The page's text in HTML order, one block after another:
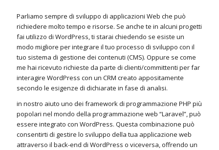
Parliamo sempre di sviluppo di applicazioni Web che può
richiedere molto tempo e risorse. Se anche te in alcuni progetti
fai utilizzo di WordPress, ti starai chiedendo se esiste un
modo migliore per integrare il tuo processo di sviluppo con il
tuo sistema di gestione dei contenuti (CMS). Oppure se come
me hai ricevuto richieste da parte di clienti/committenti per far
interagire WordPress con un CRM creato appositamente
secondo le esigenze di dichiarate in fase di analisi.
in nostro aiuto uno dei framework di programmazione PHP più
popolari nel mondo della programmazione web “Laravel”, può
essere integrato con WordPress. Questa combinazione può
consentirti di gestire lo sviluppo della tua applicazione web
attraverso il back-end di WordPress o viceversa, offrendo un